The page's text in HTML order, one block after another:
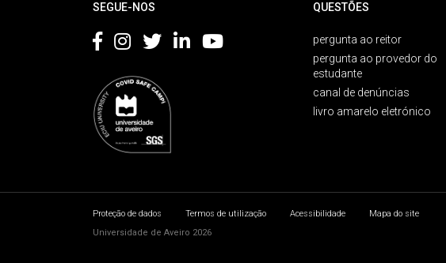
SEGUE-NOS QUESTÕES
pergunta ao reitor
pergunta ao provedor do
estudante
canal de denúncias
livro amarelo eletrónico
Proteção de dados Termos de utilização Acessibilidade
Mapa do site
Universidade de Aveiro 2026